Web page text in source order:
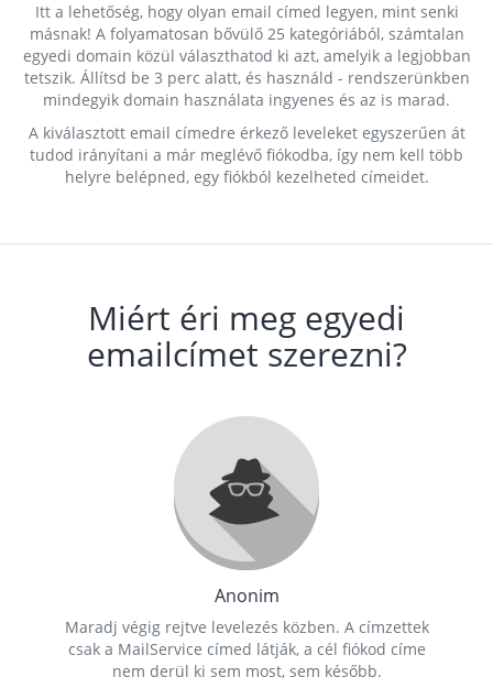
Itt a lehetőség, hogy olyan email címed legyen, mint senki
másnak! A folyamatosan bővülő 25 kategóriából, számtalan
egyedi domain közül választhatod ki azt, amelyik a legjobban
tetszik. Állítsd be 3 perc alatt, és használd - rendszerünkben
mindegyik domain használata ingyenes és az is marad.
A kiválasztott email címedre érkező leveleket egyszerűen át
tudod irányítani a már meglévő fiókodba, így nem kell több
helyre belépned, egy fiókból kezelheted címeidet.
Miért éri meg egyedi
emailcímet szerezni?
Anonim
Maradj végig rejtve levelezés közben. A címzettek
csak a MailService címed látják, a cél fiókod címe
nem derül ki sem most, sem később.